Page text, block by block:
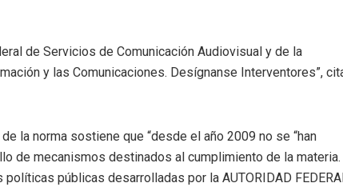
de Servicios de Comunicación Audiovisual y de la
y las Comunicaciones. Desígnanse Interventores”,
la norma sostiene que “desde el año 2009 no se “han
de mecanismos destinados al cumplimiento de la materia.
públicas desarrolladas por la AUTORIDAD